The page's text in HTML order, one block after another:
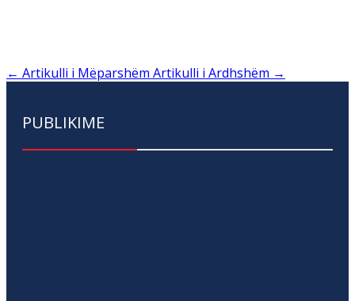
← Artikulli i Mëparshëm Artikulli i Ardhshëm →
PUBLIKIME